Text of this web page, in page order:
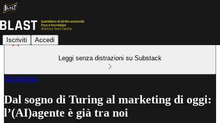
Iscriviti Accedi
Leggi senza distrazioni su Substack
Tecnologia
Dal sogno di Turing al marketing di oggi:
l’(AI)agente è già tra noi